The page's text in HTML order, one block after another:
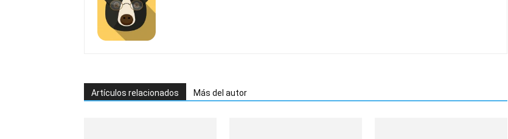
Artículos relacionados Más del autor